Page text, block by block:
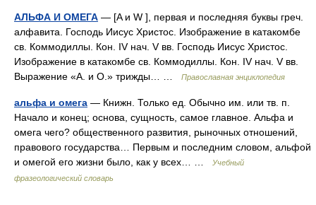
АЛЬФА И ОМЕГА — [A и W ], первая и последняя буквы греч.
алфавита. Господь Иисус Христос. Изображение в катакомбе
св. Коммодиллы. Кон. IV нач. V вв. Господь Иисус Христос.
Изображение в катакомбе св. Коммодиллы. Кон. IV нач. V вв.
Выражение «А. и О.» трижды… …
Православная энциклопедия
альфа и омега — Книжн. Только ед. Обычно им. или тв. п.
Начало и конец; основа, сущность, самое главное. Альфа и
омега чего? общественного развития, рыночных отношений,
правового государства… Первым и последним словом, альфой
и омегой его жизни было, как у всех… …
Учебный
фразеологический словарь